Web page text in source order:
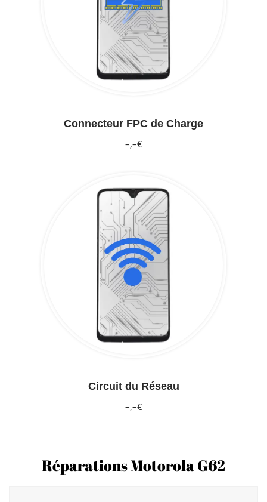
Connecteur FPC de Charge
–,–€
Circuit du Réseau
–,–€
Réparations Motorola G62